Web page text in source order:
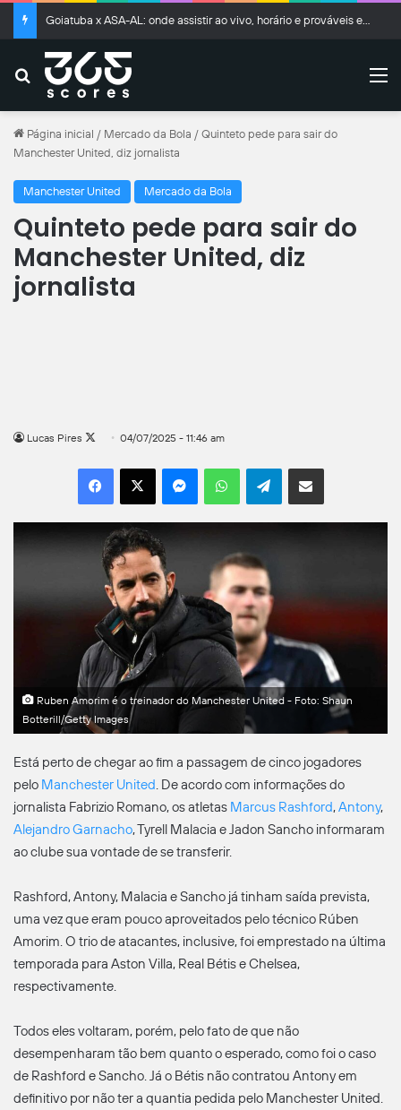
Goiatuba x ASA-AL: onde assistir ao vivo, horário e prováveis escalações
Buscar
Página inicial / Mercado da Bola / Quinteto pede para sair do
Manchester United, diz jornalista
Manchester United Mercado da Bola
Quinteto pede para sair do
Manchester United, diz
jornalista
Lucas Pires
Follow
X
04/07/2025 - 11:46 am
Facebook
X MessengerWhatsAppTelegramCompartilhar por e-mail
Ruben Amorim é o treinador do Manchester United - Foto: Shaun
Botterill/Getty Images
Está perto de chegar ao fim a passagem de cinco jogadores
pelo Manchester United. De acordo com informações do
jornalista Fabrizio Romano, os atletas Marcus Rashford,Antony,
Alejandro Garnacho, Tyrell Malacia e Jadon Sancho informaram
ao clube sua vontade de se transferir.
Rashford, Antony, Malacia e Sancho já tinham saída prevista,
uma vez que eram pouco aproveitados pelo técnico Rúben
Amorim. O trio de atacantes, inclusive, foi emprestado na última
temporada para Aston Villa, Real Bétis e Chelsea,
respectivamente.
Todos eles voltaram, porém, pelo fato de que não
desempenharam tão bem quanto o esperado, como foi o caso
de Rashford e Sancho. Já o Bétis não contratou Antony em
definitivo por não ter a quantia pedida pelo Manchester United.